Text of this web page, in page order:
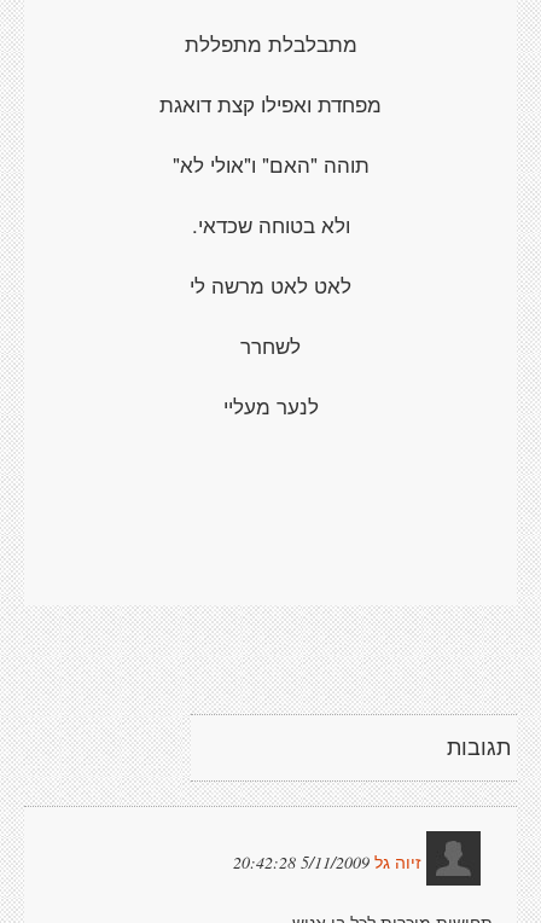
מתבלבלת מתפללת
מפחדת ואפילו קצת דואגת
תוהה "האם" ו"אולי לא"
ולא בטוחה שכדאי.
לאט לאט מרשה לי
לשחרר
לנער מעליי
תגובות
זיוה גל 5/11/2009 20:42:28